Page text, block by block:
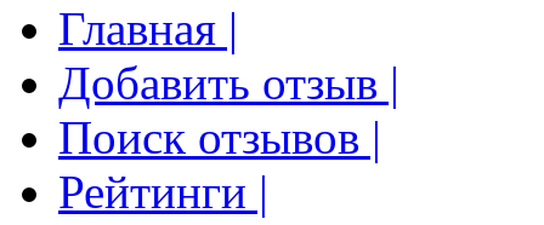
Главная |
Добавить отзыв |
Поиск отзывов |
Рейтинги |